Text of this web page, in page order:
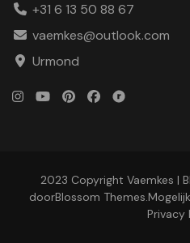
+31 6 13 50 88 67
vaemkes@outlook.com
Urmond
2023 Copyright Vaemkes |
doorBlossom Themes
Privacy